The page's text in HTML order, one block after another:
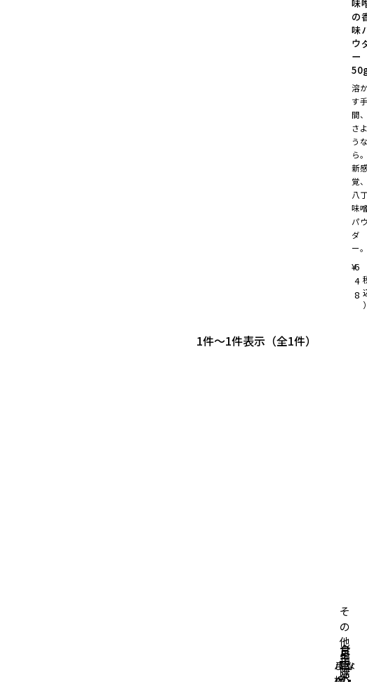
溶
す
間
さ
う
ら
新
覚
八
味
パ
ダ
ー
味
の
味
ウ
¥6
4
8
1
1 -
1件表示
掃
除
生
活
台
所
食
卓
バッ
まな
そ
の
他
キ
ッ